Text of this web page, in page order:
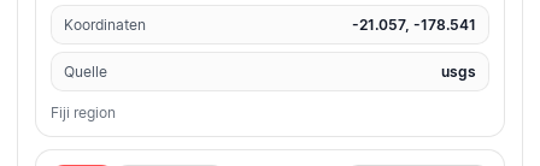
Koordinaten -21.057, -178.541
Quelle usgs
Fiji region